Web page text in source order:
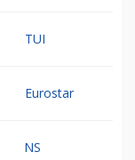
TUI
Eurostar
NS